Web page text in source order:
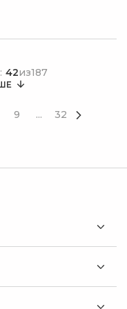
42из187
9 ... 32